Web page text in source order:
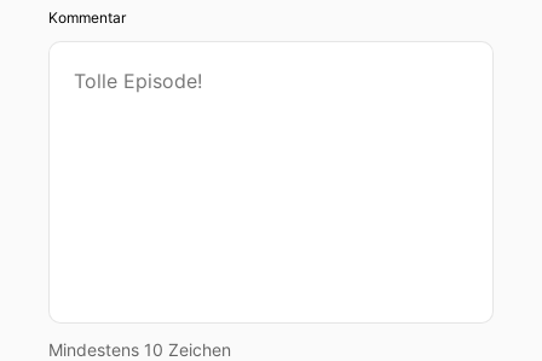
Kommentar
Mindestens 10 Zeichen